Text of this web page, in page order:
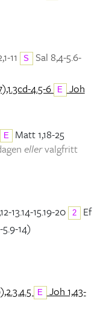
11 S Sal 8,4-5.6-
4.5-6 E Joh
E
Matt 1,18-25
ellervalgfritt
13.14-15.19-20 2
Ef
5.9-14)
E Joh 1,43-